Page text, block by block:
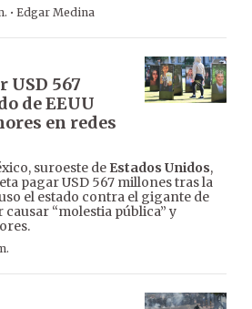
· Edgar Medina
USD 567
de EEUU
en redes
suroeste de Estados Unidos,
pagar USD 567 millones tras la
el estado contra el gigante de
causar “molestia pública” y